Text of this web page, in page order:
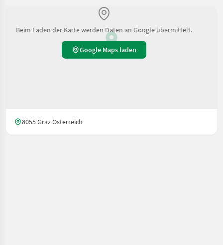
Beim Laden der Karte werden Daten an Google übermittelt.
Google Maps laden
8055 Graz Österreich